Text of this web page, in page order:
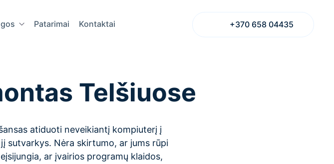
Patarimai Kontaktai +370 658 04435
Telšiuose
atiduoti neveikiantį kompiuterį į
sutvarkys. Nėra skirtumo, ar jums rūpi
ar įvairios programų klaidos,